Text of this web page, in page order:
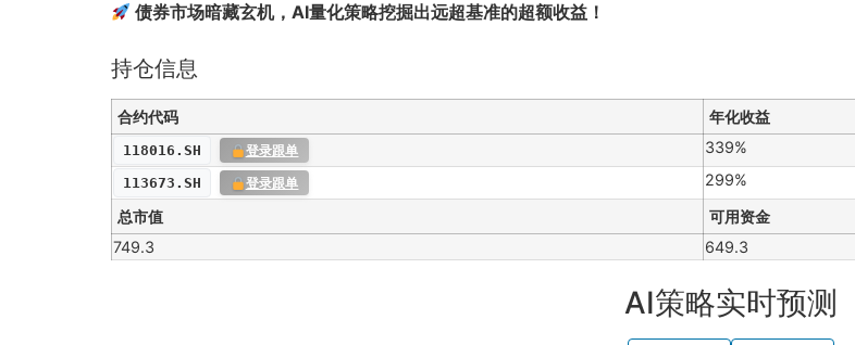
债券市场暗藏玄机，AI量化策略挖掘出远超基准的超额收益！
持仓信息
合约代码 年化收益
118016.SH 登录跟单 339%
113673.SH 登录跟单 299%
总市值
可用资金
749.3
649.3
AI策略实时预测